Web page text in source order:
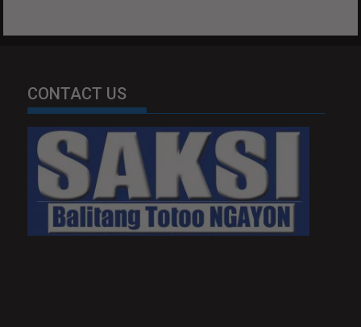
CONTACT US